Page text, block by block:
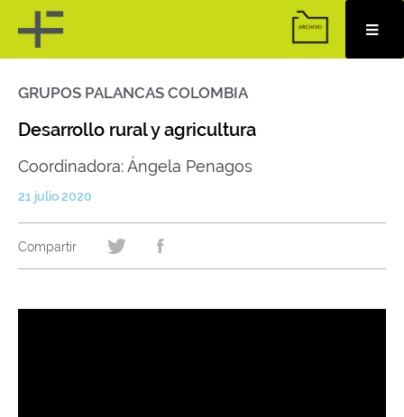
Skip
content
GRUPOS PALANCAS COLOMBIA
Desarrollo rural y agricultura
Coordinadora: Ángela Penagos
21 julio 2020